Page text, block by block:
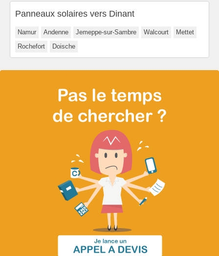
Panneaux solaires vers Dinant
Namur Andenne Jemeppe-sur-Sambre Walcourt
Mettet
Rochefort
Doische